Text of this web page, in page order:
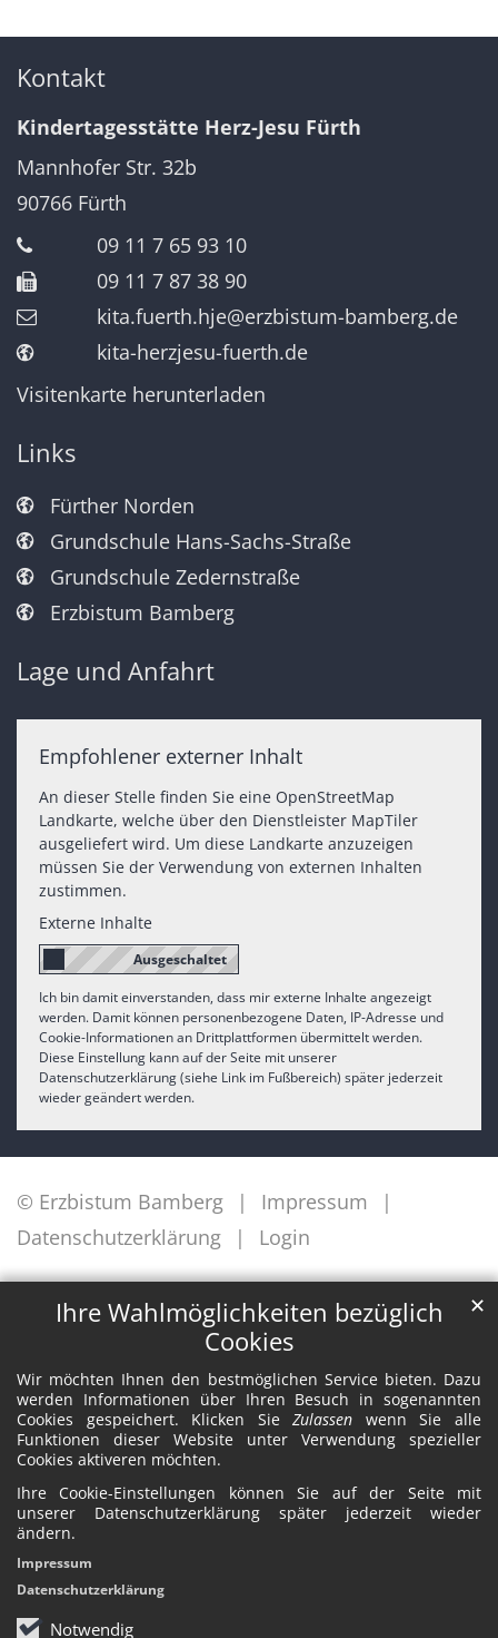
Ihre Wahlmöglichkeiten bezüglich
Cookies
Wir möchten Ihnen den bestmöglichen Service bieten. Dazu
werden Informationen über Ihren Besuch in sogenannten
Cookies gespeichert. Klicken SieZulassen wenn Sie alle
Funktionen dieser Website unter Verwendung spezieller
Cookies aktiveren möchten.
Ihre Cookie-Einstellungen können Sie auf der Seite mit
unserer Datenschutzerklärung später jederzeit wieder
ändern.
Notwendig
✕
Impressum
Datenschutzerklärung
Kontakt
Kindertagesstätte Herz-Jesu Fürth
Mannhofer Str. 32b
90766 Fürth
09 11 7 65 93 10
09 11 7 87 38 90
kita.fuerth.hje@erzbistum-bamberg.de
kita-herzjesu-fuerth.de
Visitenkarte herunterladen
Links
Fürther Norden
Grundschule Hans-Sachs-Straße
Grundschule Zedernstraße
Erzbistum Bamberg
Lage und Anfahrt
Empfohlener externer Inhalt
An dieser Stelle finden Sie eine OpenStreetMap
Landkarte, welche über den Dienstleister MapTiler
ausgeliefert wird. Um diese Landkarte anzuzeigen
müssen Sie der Verwendung von externen Inhalten
zustimmen.
Externe Inhalte
Ich bin damit einverstanden, dass mir externe Inhalte angezeigt
werden. Damit können personenbezogene Daten, IP-Adresse und
Cookie-Informationen an Drittplattformen übermittelt werden.
Diese Einstellung kann auf der Seite mit unserer
Datenschutzerklärung (siehe Link im Fußbereich) später jederzeit
wieder geändert werden.
© Erzbistum Bamberg
Impressum
Datenschutzerklärung
Login